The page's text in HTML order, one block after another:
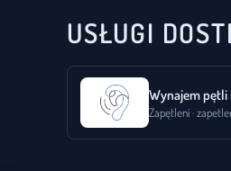
USŁUGI
Wynajem
Zapętleni ·